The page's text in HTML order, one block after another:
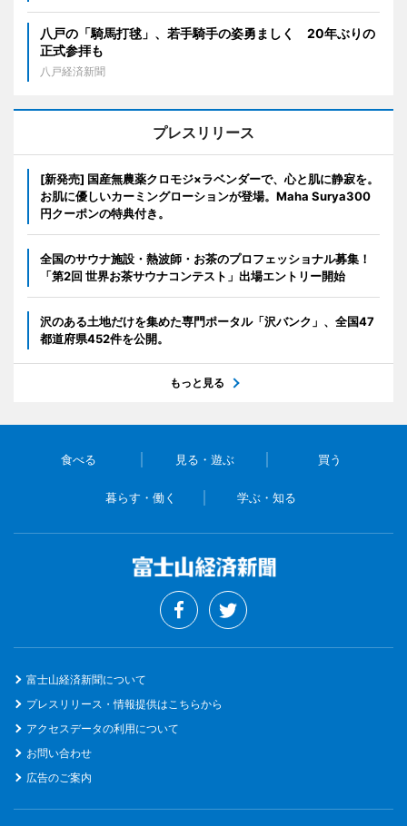
八戸の「騎馬打毬」、若手騎手の姿勇ましく 20年ぶりの
正式参拝も
八戸経済新聞
プレスリリース
[新発売] 国産無農薬クロモジ×ラベンダーで、心と肌に静寂を。
お肌に優しいカーミングローションが登場。Maha Surya300
円クーポンの特典付き。
全国のサウナ施設・熱波師・お茶のプロフェッショナル募集！
「第2回 世界お茶サウナコンテスト」出場エントリー開始
沢のある土地だけを集めた専門ポータル「沢バンク」、全国47
都道府県452件を公開。
もっと見る
食べる 見る・遊ぶ 買う
暮らす・働く 学ぶ・知る
富士山経済新聞について
プレスリリース・情報提供はこちらから
アクセスデータの利用について
お問い合わせ
広告のご案内